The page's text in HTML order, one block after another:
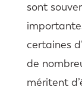
sont
certaines
de
méritent